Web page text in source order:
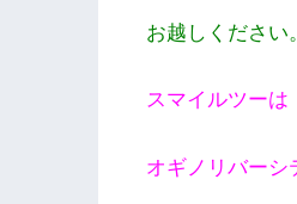
お越しください。
スマイルツーは
オギノリバーシ